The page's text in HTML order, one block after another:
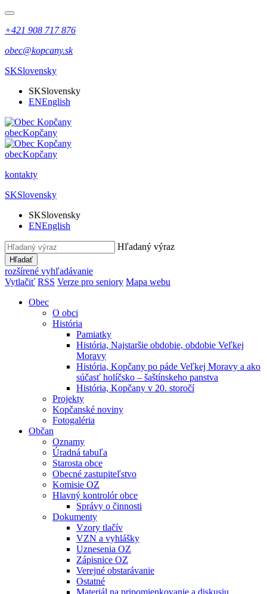
+421 908 717 876
obec@kopcany.sk
SKSlovensky
SKSlovensky
ENEnglish
obecKopčany
obecKopčany
kontakty
SKSlovensky
SKSlovensky
ENEnglish
Hľadaný výraz
Hľadať
rozšírené vyhľadávanie
Vytlačiť RSS Verze pro seniory Mapa webu
Obec
O obci
História
Pamiatky
História, Najstaršie obdobie, obdobie Veľkej
Moravy
História, Kopčany po páde Veľkej Moravy a ako
súčasť holíčsko – šaštínskeho panstva
História, Kopčany v 20. storočí
Projekty
Kopčanské noviny
Fotogaléria
Občan
Oznamy
Úradná tabuľa
Starosta obce
Obecné zastupiteľstvo
Komisie OZ
Hlavný kontrolór obce
Správy o činnosti
Dokumenty
Vzory tlačív
VZN a vyhlášky
Uznesenia OZ
Zápisnice OZ
Verejné obstarávanie
Ostatné
Materiál na pripomienkovanie a diskusiu